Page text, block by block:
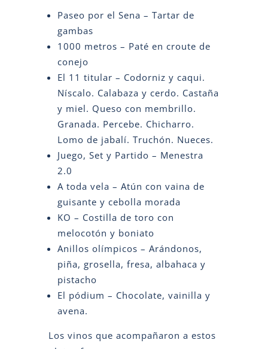
Paseo por el Sena – Tartar de
gambas
1000 metros – Paté en croute de
conejo
El 11 titular – Codorniz y caqui.
Níscalo. Calabaza y cerdo. Castaña
y miel. Queso con membrillo.
Granada. Percebe. Chicharro.
Lomo de jabalí. Truchón. Nueces.
Juego, Set y Partido – Menestra
2.0
A toda vela – Atún con vaina de
guisante y cebolla morada
KO – Costilla de toro con
melocotón y boniato
Anillos olímpicos – Arándonos,
piña, grosella, fresa, albahaca y
pistacho
El pódium – Chocolate, vainilla y
avena.
Los vinos que acompañaron a estos